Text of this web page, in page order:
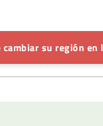
su región